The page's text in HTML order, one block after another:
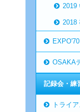
2019
2018
OSAKA
記録会・練
トライ